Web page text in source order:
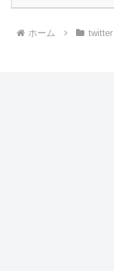
ホーム twitter